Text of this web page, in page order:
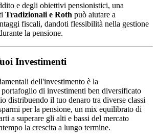
e degli obiettivi pensionistici, una
Tradizionali e Roth può aiutare a
fiscali, dandoti flessibilità nella gestione
la pensione.
Investimenti
dell'investimento è la
di investimenti ben diversificato
distribuendo il tuo denaro tra diverse classi
per la pensione, un mix equilibrato di
a superare gli alti e bassi del mercato
la crescita a lungo termine.